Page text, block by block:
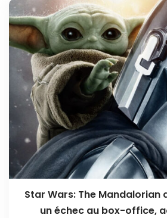
Star Wars: The Mandalorian
un échec au box-office,